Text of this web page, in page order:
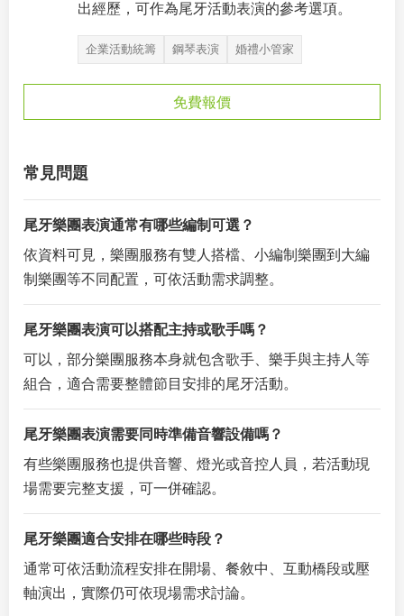
出經歷，可作為尾牙活動表演的參考選項。
企業活動統籌 鋼琴表演 婚禮小管家
免費報價
常見問題
尾牙樂團表演通常有哪些編制可選？
依資料可見，樂團服務有雙人搭檔、小編制樂團到大編
制樂團等不同配置，可依活動需求調整。
尾牙樂團表演可以搭配主持或歌手嗎？
可以，部分樂團服務本身就包含歌手、樂手與主持人等
組合，適合需要整體節目安排的尾牙活動。
尾牙樂團表演需要同時準備音響設備嗎？
有些樂團服務也提供音響、燈光或音控人員，若活動現
場需要完整支援，可一併確認。
尾牙樂團適合安排在哪些時段？
通常可依活動流程安排在開場、餐敘中、互動橋段或壓
軸演出，實際仍可依現場需求討論。